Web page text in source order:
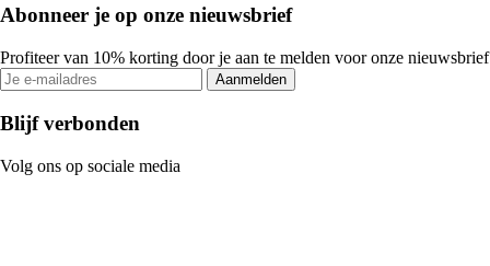
Abonneer je op onze nieuwsbrief
Profiteer van 10% korting door je aan te melden voor onze nieuwsbrief
Aanmelden
Blijf verbonden
Volg ons op sociale media